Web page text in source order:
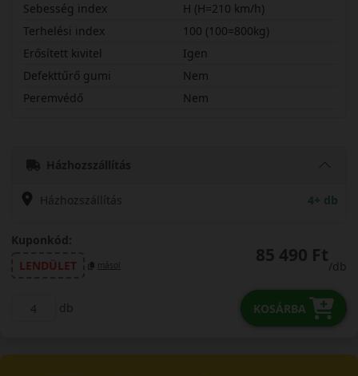
Sebesség index
H (H=210 km/h)
Terhelési index
100 (100=800kg)
Erősített kivitel
Igen
Defekttűrő gumi
Nem
Peremvédő
Nem
Házhozszállítás
Házhozszállítás 4+ db
Kuponkód:
LENDÜLET
másol 85 490 Ft
/db
db KOSÁRBA